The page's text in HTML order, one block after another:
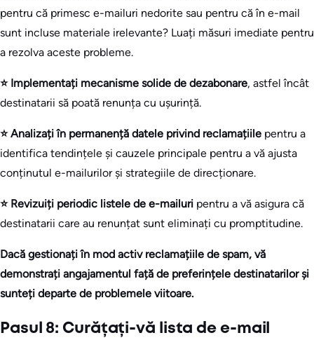
pentru că primesc e-mailuri nedorite sau pentru că în e-mail
sunt incluse materiale irelevante? Luați măsuri imediate pentru
a rezolva aceste probleme.
⭐ Implementați mecanisme solide de dezabonare, astfel încât
destinatarii să poată renunța cu ușurință.
⭐ Analizați în permanență datele privind reclamațiile pentru a
identifica tendințele și cauzele principale pentru a vă ajusta
conținutul e-mailurilor și strategiile de direcționare.
⭐ Revizuiți periodic listele de e-mailuri pentru a vă asigura că
destinatarii care au renunțat sunt eliminați cu promptitudine.
Dacă gestionați în mod activ reclamațiile de spam, vă
demonstrați angajamentul față de preferințele destinatarilor și
sunteți departe de problemele viitoare.
Pasul 8: Curățați-vă lista de e-mail